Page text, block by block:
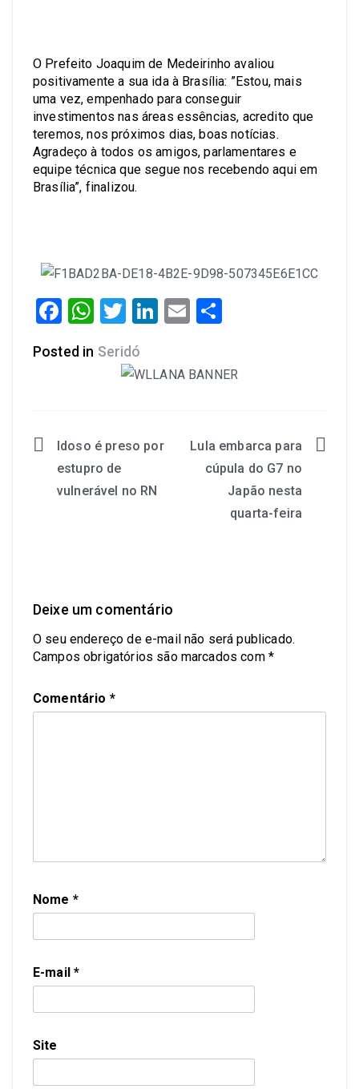
O Prefeito Joaquim de Medeirinho avaliou
positivamente a sua ida à Brasília: ”Estou, mais
uma vez, empenhado para conseguir
investimentos nas áreas essências, acredito que
teremos, nos próximos dias, boas notícias.
Agradeço à todos os amigos, parlamentares e
equipe técnica que segue nos recebendo aqui em
Brasília”, finalizou.
Facebook
WhatsApp
Twitter
LinkedIn
Email
Posted in Seridó
Idoso é preso por
estupro de
vulnerável no RN
Lula embarca para
cúpula do G7 no
Japão nesta
quarta-feira
Deixe um comentário
O seu endereço de e-mail não será publicado.
Campos obrigatórios são marcados com *
Comentário *
Nome *
E-mail*
Site